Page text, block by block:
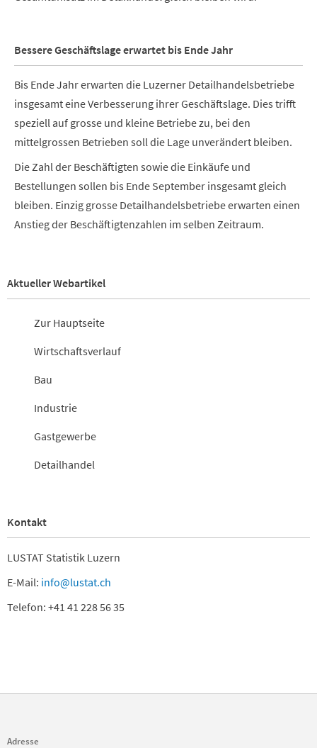
Bessere Geschäftslage erwartet bis Ende Jahr
Bis Ende Jahr erwarten die Luzerner Detailhandelsbetriebe
insgesamt eine Verbesserung ihrer Geschäftslage. Dies trifft
speziell auf grosse und kleine Betriebe zu, bei den
mittelgrossen Betrieben soll die Lage unverändert bleiben.
Die Zahl der Beschäftigten sowie die Einkäufe und
Bestellungen sollen bis Ende September insgesamt gleich
bleiben. Einzig grosse Detailhandelsbetriebe erwarten einen
Anstieg der Beschäftigtenzahlen im selben Zeitraum.
Aktueller Webartikel
Zur Hauptseite
Wirtschaftsverlauf
Bau
Industrie
Gastgewerbe
Detailhandel
Kontakt
LUSTAT Statistik Luzern
E-Mail: info@lustat.ch
Telefon: +41 41 228 56 35
Adresse